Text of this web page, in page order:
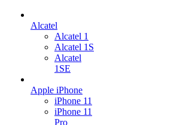
Alcatel
Alcatel 1
Alcatel 1S
Alcatel
1SE
Apple iPhone
iPhone 11
iPhone 11
Pro